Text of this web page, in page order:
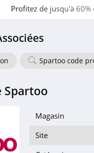
Profitez de jusqu'à
Spartoo code
Spartoo
Magasin
Site